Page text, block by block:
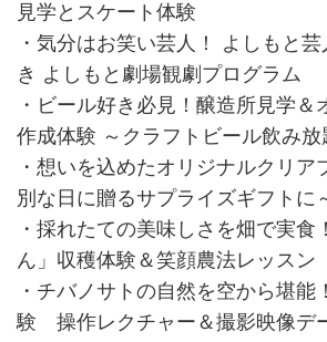
見学とスケート体験
・気分はお笑い芸人！ よしもと
き よしもと劇場観劇プログラム
・ビール好き必見！醸造所見学＆
作成体験 ～クラフトビール飲み放
・想いを込めたオリジナルクリア
別な日に贈るサプライズギフトに
・採れたての美味しさを畑で実食
ん」収穫体験＆笑顔農法レッスン
・チバノサトの自然を空から堪能
験 操作レクチャー＆撮影映像デ